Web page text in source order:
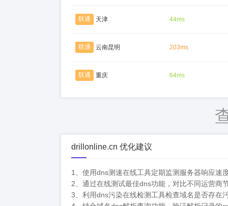
联通 天津 44ms
联通 云南昆明 203ms
联通 重庆 64ms
drillonline.cn 优化建议
1、使用dns测速在线工具定期监测服务器响应速
2、通过在线测试最佳dns功能，对比不同运营商
3、利用dns污染在线检测工具检查域名是否存在